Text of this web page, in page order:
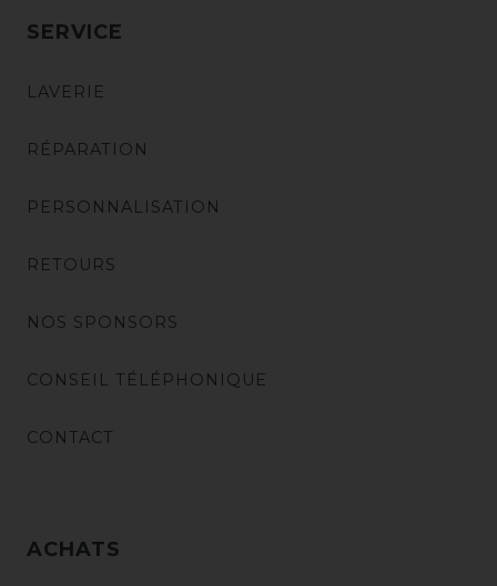
SERVICE
LAVERIE
RÉPARATION
PERSONNALISATION
RETOURS
NOS SPONSORS
CONSEIL TÉLÉPHONIQUE
CONTACT
ACHATS